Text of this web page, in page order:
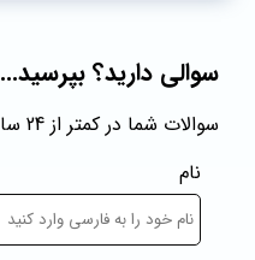
سوالی دارید؟ بپرسید...
سوالات شما در کمتر از 24 ساعت پاسخ داده خواهند شد
نام